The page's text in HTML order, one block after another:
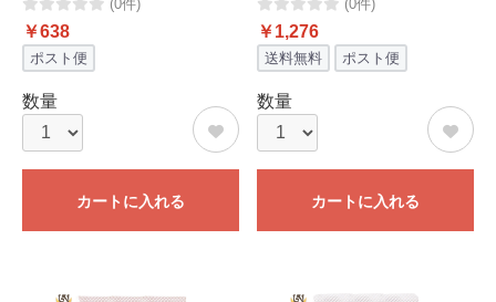
(0件)
￥638
ポスト便
数量
カートに入れる
(0件)
￥1,276
送料無料 ポスト便
数量
カートに入れる